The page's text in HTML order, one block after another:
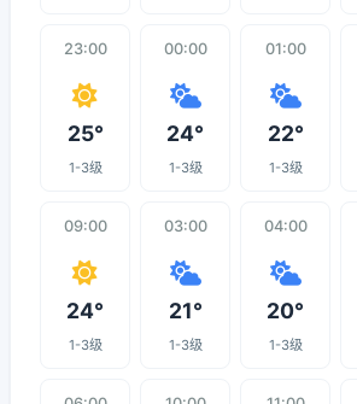
23:00
25°
1-3级
00:00
24°
1-3级
01:00
22°
1-3级
09:00
24°
1-3级
03:00
21°
1-3级
04:00
20°
1-3级